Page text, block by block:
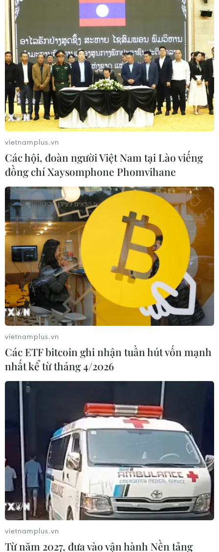
giao thông giảm trên cả 3 tiêu chí
08/06/2026 03:29
Trong 5 tháng đầu năm 2026, cả nước xảy ra 6.482 vụ
tai nạn giao thông làm 4.046 người tử vong và 3.762
người bị thương, giảm cả về số vụ, số người chết và bị
thương so với cùng kỳ năm trước.
Tai nạn giao thông nghiêm trọng trên cao
tốc Bắc-Nam, hai người tử vong
08/06/2026 02:48
Rạng sáng 8/6, hai xe tải va chạm trên cao tốc Bắc-
Nam đoạn qua Hà Tĩnh khiến hai người tử vong tại chỗ,
một tài xế bị thương nặng, mắc kẹt trong cabin biến
dạng và đã được giải cứu.
Lâm Đồng: Xảy ra hai vụ tai nạn giao
thông khiến 3 người tử vong
vietnamplus.vn
Các hội, đoàn người Việt Nam tại Lào viếng
đồng chí Xaysomphone Phomvihane
vietnamplus.vn
Các ETF bitcoin ghi nhận tuần hút vốn mạnh
nhất kể từ tháng 4/2026
vietnamplus.vn
Từ năm 2027, đưa vào vận hành Nền tảng